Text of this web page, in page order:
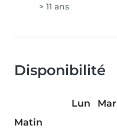
> 11 ans
Disponibilité
Lun Mar
Matin